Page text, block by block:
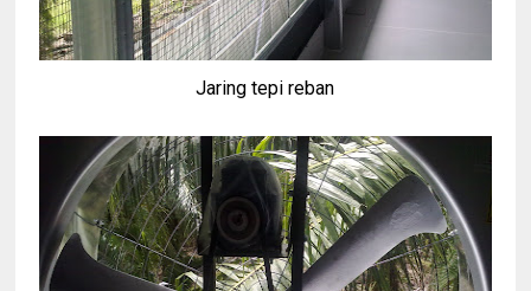
Jaring tepi reban